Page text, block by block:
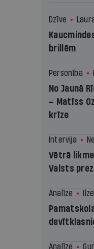
Dzīve
brillēm
Personība
No Jaunā
– Matīss
krīze
Intervija
Vētrā
Valsts
Analīze
Analīze